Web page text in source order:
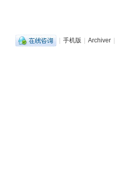
| 手机版 | Archiver |